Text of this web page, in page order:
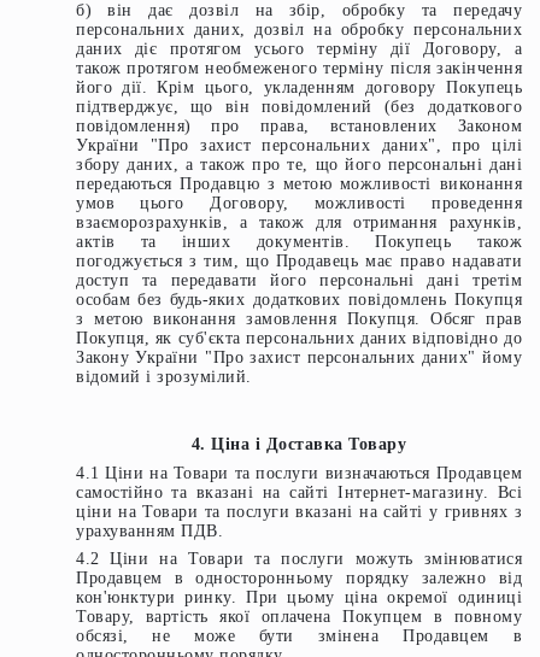
б) він дає дозвіл на збір, обробку та передачу
персональних даних, дозвіл на обробку персональних
даних діє протягом усього терміну дії Договору, а
також протягом необмеженого терміну після закінчення
його дії. Крім цього, укладенням договору Покупець
підтверджує, що він повідомлений (без додаткового
повідомлення) про права, встановлених Законом
України "Про захист персональних даних", про цілі
збору даних, а також про те, що його персональні дані
передаються Продавцю з метою можливості виконання
умов цього Договору, можливості проведення
взаєморозрахунків, а також для отримання рахунків,
актів та інших документів. Покупець також
погоджується з тим, що Продавець має право надавати
доступ та передавати його персональні дані третім
особам без будь-яких додаткових повідомлень Покупця
з метою виконання замовлення Покупця. Обсяг прав
Покупця, як суб'єкта персональних даних відповідно до
Закону України "Про захист персональних даних" йому
відомий і зрозумілий.
4. Ціна і Доставка Товару
4.1 Ціни на Товари та послуги визначаються Продавцем
самостійно та вказані на сайті Інтернет-магазину. Всі
ціни на Товари та послуги вказані на сайті у гривнях з
урахуванням ПДВ.
4.2 Ціни на Товари та послуги можуть змінюватися
Продавцем в односторонньому порядку залежно від
кон'юнктури ринку. При цьому ціна окремої одиниці
Товару, вартість якої оплачена Покупцем в повному
обсязі, не може бути змінена Продавцем в